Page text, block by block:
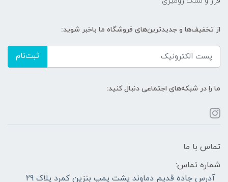
از تخفیف‌ها و جدیدترین‌های فروشگاه ما باخبر شوید:
ثبت‌نام
ما را در شبکه‌های اجتماعی دنبال کنید:
تماس با ما
شماره تماس:
آدرس جاده قدیم دماوند پشت پمپ بنزین کمرد پلاک 29